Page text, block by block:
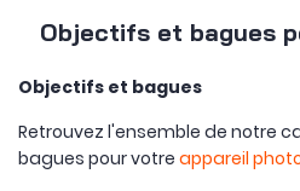
Objectifs et bagues
Objectifs et bagues
Retrouvez l'ensemble de notre
bagues pour votre appareil